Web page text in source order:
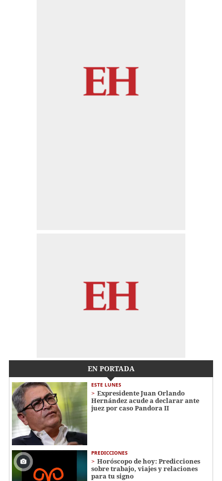
EN PORTADA
ESTE LUNES
Expresidente Juan Orlando
Hernández acude a declarar ante
juez por caso Pandora II
PREDICCIONES
Horóscopo de hoy: Predicciones
sobre trabajo, viajes y relaciones
para tu signo